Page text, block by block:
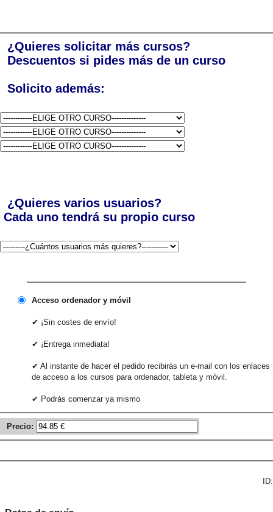
¿Quieres solicitar más cursos?
Descuentos si pides más de un curso
Solicito además:
¿Quieres varios usuarios?
Cada uno tendrá su propio curso
Acceso ordenador y móvil
✔ ¡Sin costes de envío!
✔ ¡Entrega inmediata!
✔ Al instante de hacer el pedido recibirás un e-mail con los enlaces
de acceso a los cursos para ordenador, tableta y móvil.
✔ Podrás comenzar ya mismo
Precio:
ID: